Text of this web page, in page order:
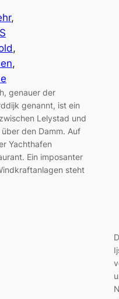
genauer der
genannt, ist ein
Lelystad und
den Damm. Auf
Yachthafen
Ein imposanter
steht